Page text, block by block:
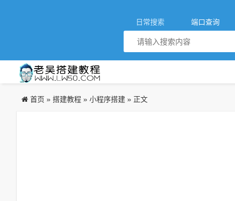
日常搜索 端口查询
首页 » 搭建教程 » 小程序搭建 » 正文